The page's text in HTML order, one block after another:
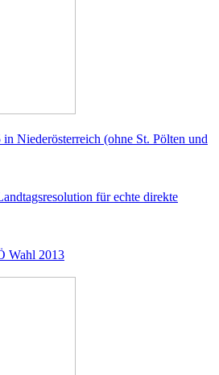
Niederösterreich (ohne St. Pölten und
für echte direkte
Wahl 2013